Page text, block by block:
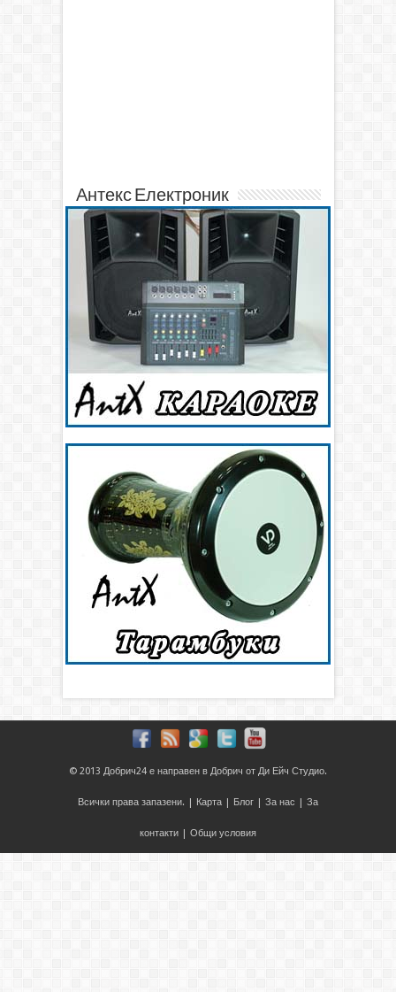
Антекс Електроник
© 2013 Добрич24 е направен в Добрич от Ди Ейч Студио.
Всички права запазени. | Карта | Блог | За нас | За
контакти | Общи условия